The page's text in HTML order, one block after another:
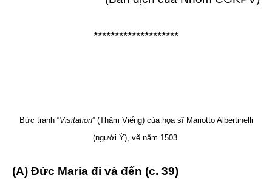
********************
Bức tranh “Visitation” (Thăm Viếng) của họa sĩ Mariotto Albertinelli
(người Ý), vẽ năm 1503.
(A) Đức Maria đi và đến (c. 39)